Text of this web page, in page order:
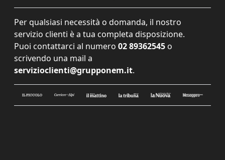
Per qualsiasi necessità o domanda, il nostro
servizio clienti è a tua completa disposizione.
Puoi contattarci al numero 02 89362545 o
scrivendo una mail a
servizioclienti@grupponem.it.